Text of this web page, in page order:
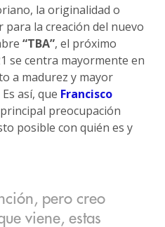
la originalidad o
la creación del nuevo
“TBA”, el próximo
se centra mayormente en
a madurez y mayor
así, que Francisco
preocupación
posible con quién es y
pero creo
viene, estas